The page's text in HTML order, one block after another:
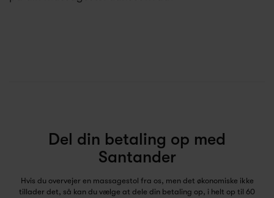
Del din betaling op med
Santander
Hvis du overvejer en massagestol fra os, men det økonomiske ikke
tillader det, så kan du vælge at dele din betaling op, i helt op til 60